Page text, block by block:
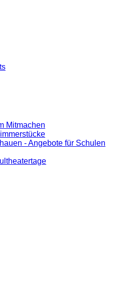
Mitmachen
- Angebote für Schulen